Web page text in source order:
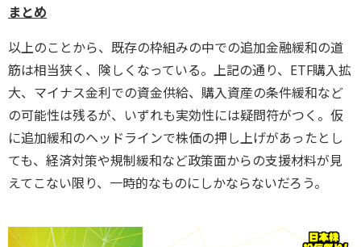
まとめ
以上のことから、既存の枠組みの中での追加金融緩和の道
筋は相当狭く、険しくなっている。上記の通り、ETF購入拡
大、マイナス金利での資金供給、購入資産の条件緩和など
の可能性は残るが、いずれも実効性には疑問符がつく。仮
に追加緩和のヘッドラインで株価の押し上げがあったとし
ても、経済対策や規制緩和など政策面からの支援材料が見
えてこない限り、一時的なものにしかならないだろう。